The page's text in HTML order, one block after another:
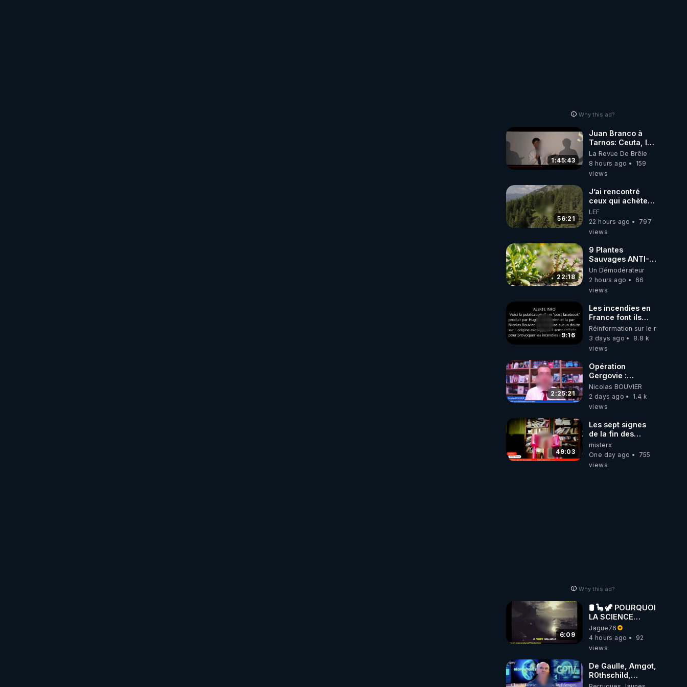
Why this ad?
1:45:43
Juan Branco à
Tarnos: Ceuta, le
narcotrafic et le
pouvoir en France
La Revue De Brêle
8 hours ago
159
views
56:21
J’ai rencontré
ceux qui achètent
des bunkers pour
survivre à la fin
du monde
LEF
22 hours ago
797
views
22:18
9 Plantes
Sauvages ANTI-
FAMINE: ces
Ressources
Haies
Un Démodérateur
2 hours ago
66
views
9:16
Les incendies en
France font ils
partie d' un plan
qui aurait débuté
le 11 septembre
Réinformation sur le monde
3 days ago
8.8 k
views
2:25:21
Opération
Gergovie :
‪@38resistancegauloise‬
‪@MarionSigautOfficiel‬
‪@gladysriifard5710‬
Nicolas BOUVIER
2 days ago
1.4 k
views
49:03
Les sept signes
de la fin des
temps selon
l’intervenant
misterx
One day ago
755
views
Why this ad?
6:09
🛢 🦕 🦖 POURQUOI
LA SCIENCE
OFFICIELLE NE
CONNAÎT-ELLE
PAS LA VRAIE
PÉTROLE ?
Jague76
4 hours ago
92
views
De Gaulle, Amgot,
R0thschild,
Macron &